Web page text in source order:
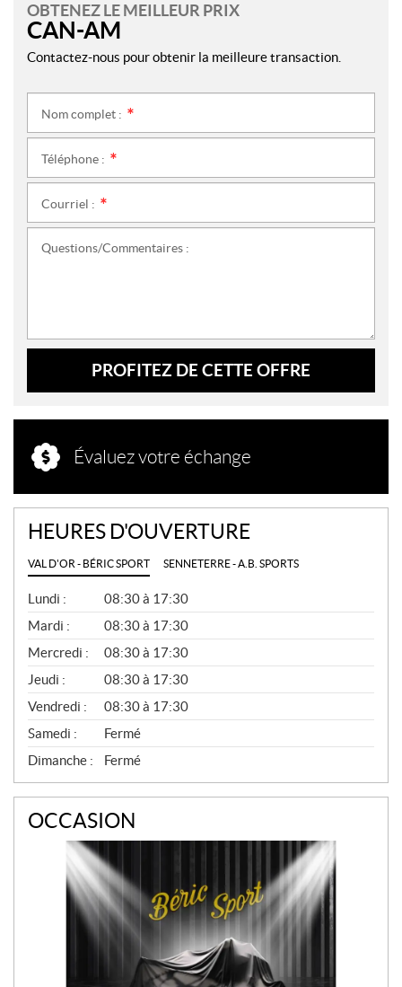
OBTENEZ LE MEILLEUR PRIX
CAN-AM
Contactez-nous pour obtenir la meilleure transaction.
Nom complet :
Téléphone :
Courriel :
Questions/Commentaires :
PROFITEZ DE CETTE OFFRE
Évaluez votre échange
HEURES D'OUVERTURE
VAL D'OR - BÉRIC SPORT SENNETERRE - A.B. SPORTS
G
É
N
É
R
A
L
Lundi :
08:30 à 17:30
Mardi :
08:30 à 17:30
Mercredi :
08:30 à 17:30
Jeudi :
08:30 à 17:30
Vendredi :
08:30 à 17:30
Samedi :
Fermé
Dimanche :
Fermé
OCCASION